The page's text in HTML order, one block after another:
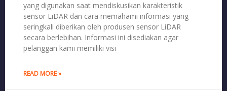
yang digunakan saat mendiskusikan karakteristik
sensor LiDAR dan cara memahami informasi yang
seringkali diberikan oleh produsen sensor LiDAR
secara berlebihan. Informasi ini disediakan agar
pelanggan kami memiliki visi
READ MORE »